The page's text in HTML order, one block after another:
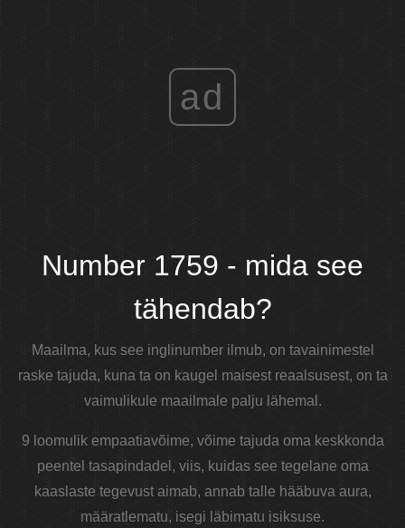
ad
Number 1759 - mida see
tähendab?
Maailma, kus see inglinumber ilmub, on tavainimestel
raske tajuda, kuna ta on kaugel maisest reaalsusest, on ta
vaimulikule maailmale palju lähemal.
9 loomulik empaatiavõime, võime tajuda oma keskkonda
peentel tasapindadel, viis, kuidas see tegelane oma
kaaslaste tegevust aimab, annab talle hääbuva aura,
määratlematu, isegi läbimatu isiksuse.